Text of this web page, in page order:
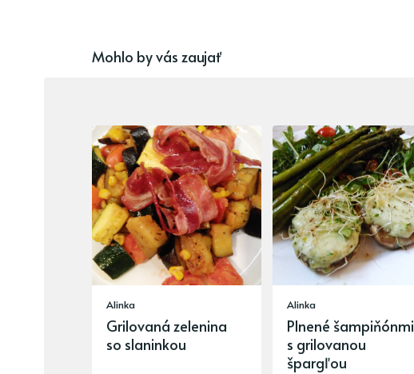
Mohlo by vás zaujať
Alinka
Grilovaná zelenina
so slaninkou
Alinka
Plnené šampiňónmi
s grilovanou
špargľou